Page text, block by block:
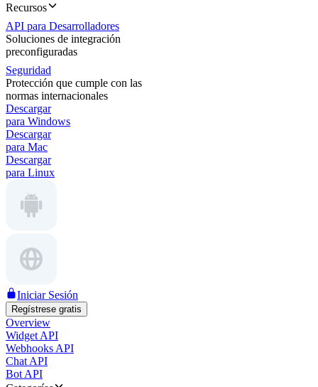
Recursos
API para Desarrolladores
Soluciones de integración
preconfiguradas
Seguridad
Protección que cumple con las
normas internacionales
Descargar
para Windows
Descargar
para Mac
Descargar
para Linux
Iniciar Sesión
Regístrese gratis
Overview
Widget API
Webhooks API
Chat API
Bot API